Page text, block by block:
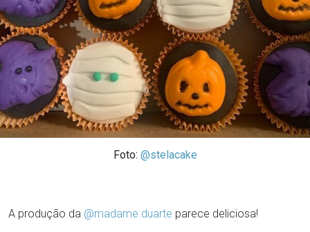
Foto: @stelacake
A produção da @madame.duarte parece deliciosa!